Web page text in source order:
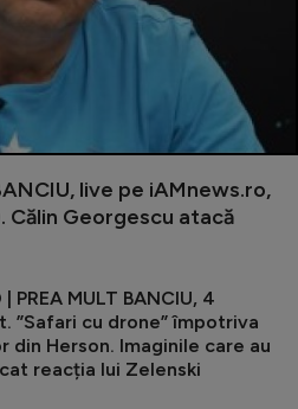
live pe iAMnews.ro,
Călin Georgescu atacă
| PREA MULT BANCIU, 4
”Safari cu drone” împotriva
din Herson. Imaginile care au
reacția lui Zelenski